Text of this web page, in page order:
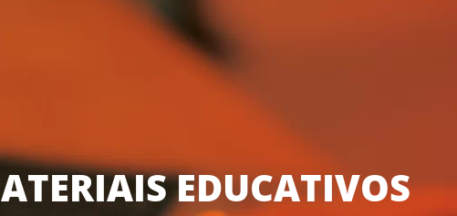
EDUCATIVOS